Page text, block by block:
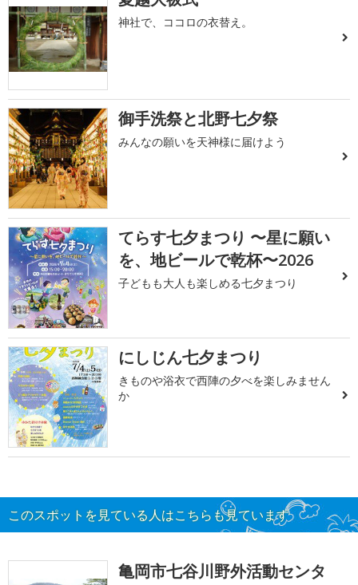
神社で、ココロの衣替え。
御手洗祭と北野七夕祭
みんなの願いを天神様に届けよう
てらす七夕まつり 〜星に願い
を、地ビールで乾杯〜2026
子どもも大人も楽しめる七夕まつり
にしじん七夕まつり
きものや浴衣で西陣の夕べを楽しみません
か
このスポットを見ている人はこちらも見ています
亀岡市七谷川野外活動センタ